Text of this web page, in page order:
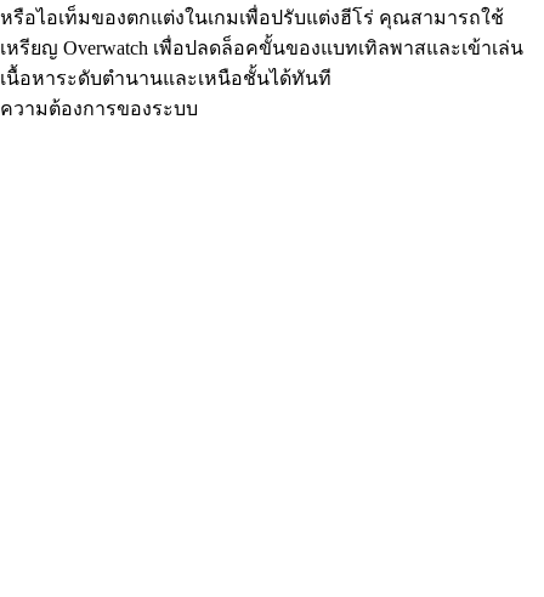
หรือไอเท็มของตกแต่งในเกมเพื่อปรับแต่งฮีโร่ คุณสามารถใช้
เหรียญ Overwatch เพื่อปลดล็อคขั้นของแบทเทิลพาสและเข้าเล่น
เนื้อหาระดับตำนานและเหนือชั้นได้ทันที
ความต้องการของระบบ